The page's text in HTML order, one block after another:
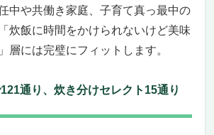
炊飯器革命！多機能蒸し可能ミニ家
ト炊飯器たった2Lのコンパクトサイ
2Lのコンパクトサイズに驚異の高機
いあなたの毎日を変える
中や共働き家庭、子育て真っ最中の
炊飯に時間をかけられないけど美味
層には完璧にフィットします。
通り、炊き分けセレクト15通り